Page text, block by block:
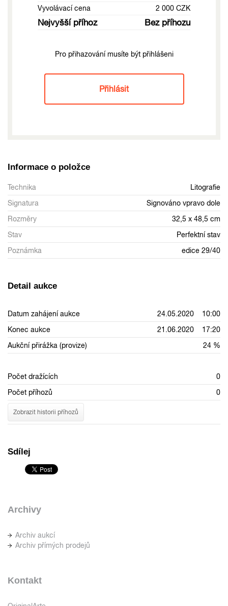
Vyvolávací cena 2 000 CZK
Nejvyšší příhoz Bez příhozu
Pro přihazování musíte být přihlášeni
Přihlásit
Informace o položce
Technika
Litografie
Signatura
Signováno vpravo dole
Rozměry
32,5 x 48,5 cm
Stav
Perfektní stav
Poznámka
edice 29/40
Detail aukce
Datum zahájení aukce
24.05.2020 10:00
Konec aukce
21.06.2020 17:20
Aukční přirážka (provize)
24 %
Počet dražících
0
Počet příhozů
0
Zobrazit historii příhozů
Sdílej
Archivy
Archiv aukcí
Archiv přímých prodejů
Kontakt